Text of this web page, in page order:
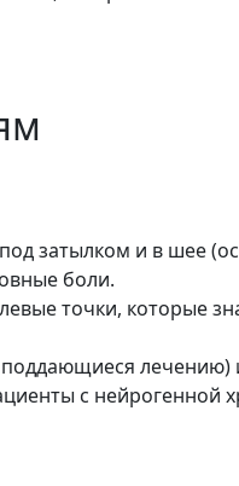
затылком и в шее
боли.
точки, которые
лечению)
с нейрогенной